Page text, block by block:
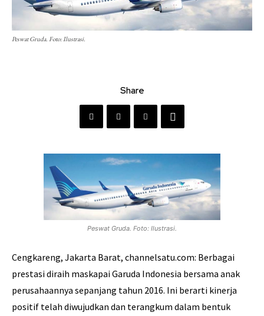
Peswat Gruda. Foto: Ilustrasi.
Share
Peswat Gruda. Foto: Ilustrasi.
Cengkareng, Jakarta Barat, channelsatu.com: Berbagai
prestasi diraih maskapai Garuda Indonesia bersama anak
perusahaannya sepanjang tahun 2016. Ini berarti kinerja
positif telah diwujudkan dan terangkum dalam bentuk